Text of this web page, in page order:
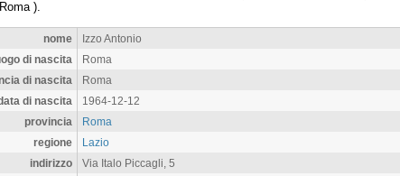
Roma ).
nome
Izzo Antonio
di nascita
Roma
di nascita
Roma
di nascita
1964-12-12
provincia
Roma
regione
Lazio
indirizzo
Via Italo Piccagli, 5